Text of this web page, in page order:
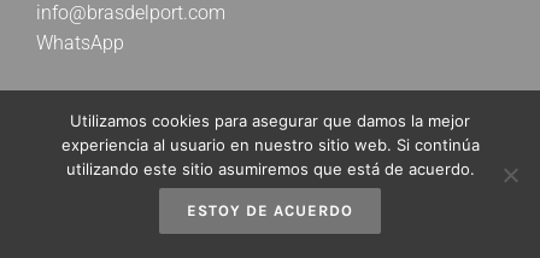
info@brasdelport.com
WhatsApp
Newsletter Bras del Port
Utilizamos cookies para asegurar que damos la mejor
experiencia al usuario en nuestro sitio web. Si continúa
utilizando este sitio asumiremos que está de acuerdo.
ESTOY DE ACUERDO